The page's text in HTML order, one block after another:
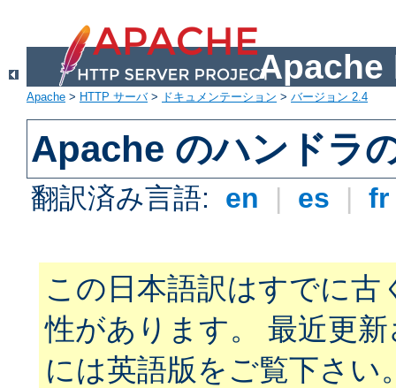
Apache
Apache > HTTP サーバ> ドキュメンテーション > バージョン 2.4
Apache のハンドラ
翻訳済み言語: en | es |
この日本語訳はすでに古
性があります。 最近更
には英語版をご覧下さい